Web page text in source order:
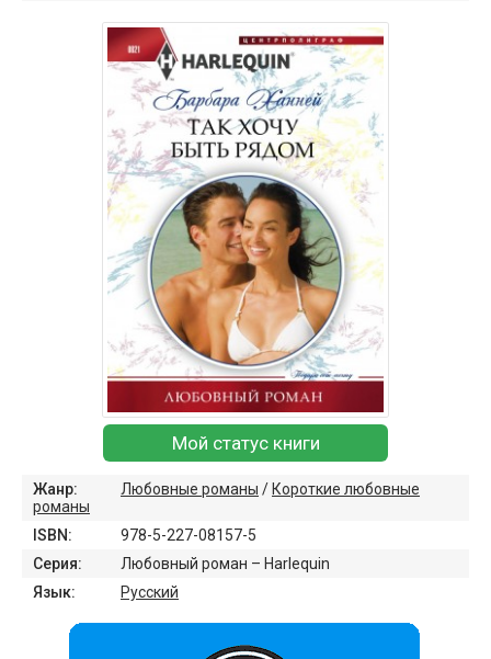
Мой статус книги
Жанр: Любовные романы / Короткие любовные
романы
ISBN:
978-5-227-08157-5
Серия:
Любовный роман – Harlequin
Язык:
Русский